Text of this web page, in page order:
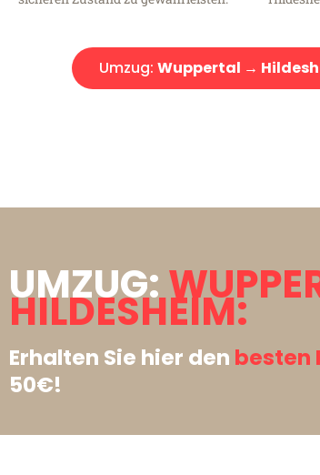
Umzug: Wuppertal →
UMZUG:
HILDESHEIM:
Erhalten Sie hier den besten
50€!